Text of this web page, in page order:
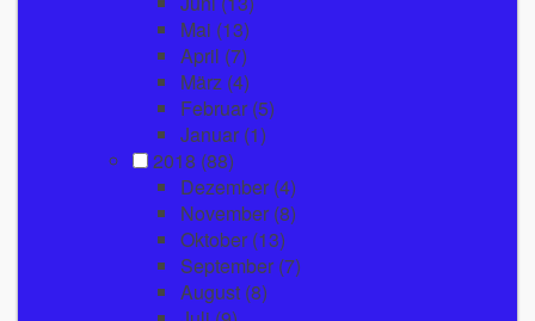
Mai (13)
April (7)
März (4)
Februar (5)
Januar (1)
2018 (88)
Dezember (4)
November (8)
Oktober (13)
September (7)
August (8)